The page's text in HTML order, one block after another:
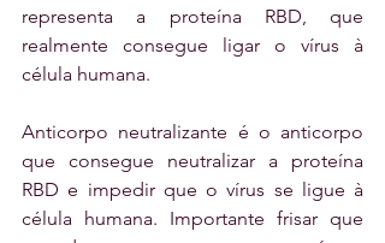
representa a proteína RBD, que
realmente consegue ligar o vírus à
célula humana.
Anticorpo neutralizante é o anticorpo
que consegue neutralizar a proteína
RBD e impedir que o vírus se ligue à
célula humana. Importante frisar que